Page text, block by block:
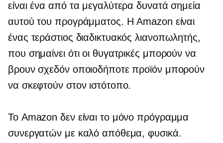
είναι ένα από τα μεγαλύτερα δυνατά σημεία
αυτού του προγράμματος. Η Amazon είναι
ένας τεράστιος διαδικτυακός λιανοπωλητής,
που σημαίνει ότι οι θυγατρικές μπορούν να
βρουν σχεδόν οποιοδήποτε προϊόν μπορούν
να σκεφτούν στον ιστότοπο.
Το Amazon δεν είναι το μόνο πρόγραμμα
συνεργατών με καλό απόθεμα, φυσικά.